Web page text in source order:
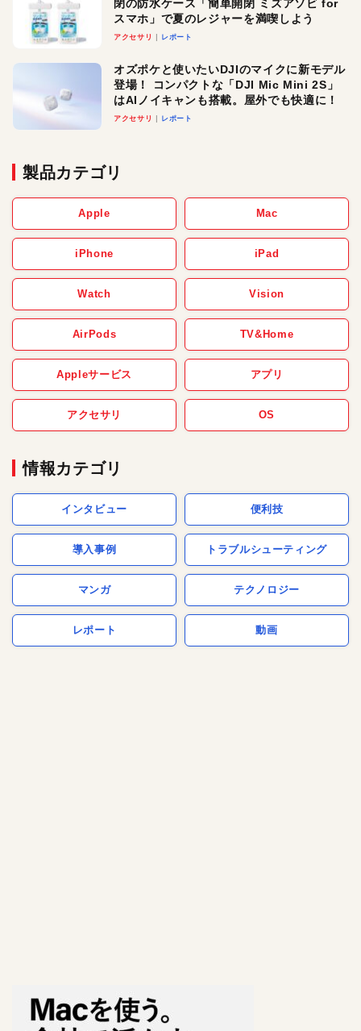
閉の防水ケース「簡単開閉 ミズアソビ for
スマホ」で夏のレジャーを満喫しよう
アクセサリ レポート
オズポケと使いたいDJIのマイクに新モデル
登場！ コンパクトな「DJI Mic Mini 2S」
はAIノイキャンも搭載。屋外でも快適に！
アクセサリ レポート
製品カテゴリ
Apple Mac
iPhone iPad
Watch Vision
AirPods TV&Home
Appleサービス アプリ
アクセサリ OS
情報カテゴリ
インタビュー 便利技
導入事例 トラブルシューティング
マンガ テクノロジー
レポート 動画